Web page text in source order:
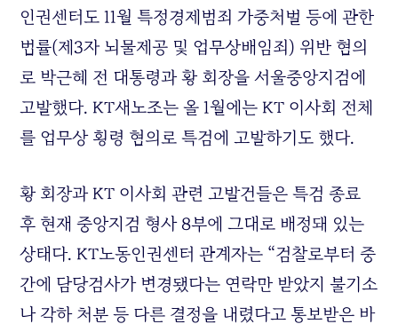
인권센터도 11월 특정경제범죄 가중처벌 등에 관한
법률(제3자 뇌물제공 및 업무상배임죄) 위반 혐의
로 박근혜 전 대통령과 황 회장을 서울중앙지검에
고발했다.KT새노조는 올 1월에는KT 이사회 전체
를 업무상 횡령 혐의로 특검에 고발하기도 했다.
황 회장과KT 이사회 관련 고발건들은 특검 종료
후 현재 중앙지검 형사 8부에 그대로 배정돼 있는
상태다.KT노동인권센터 관계자는 “검찰로부터 중
간에 담당검사가 변경됐다는 연락만 받았지 불기소
나 각하 처분 등 다른 결정을 내렸다고 통보받은 바